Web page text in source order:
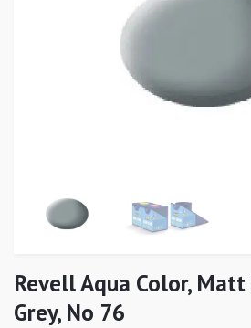
Revell Aqua Color,
Grey, No 76